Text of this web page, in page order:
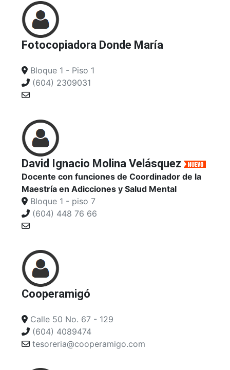
Fotocopiadora Donde María
Bloque 1 - Piso 1
(604) 2309031
David Ignacio Molina Velásquez
Docente con funciones de Coordinador de la
Maestría en Adicciones y Salud Mental
Bloque 1 - piso 7
(604) 448 76 66
Cooperamigó
Calle 50 No. 67 - 129
(604) 4089474
tesoreria@cooperamigo.com